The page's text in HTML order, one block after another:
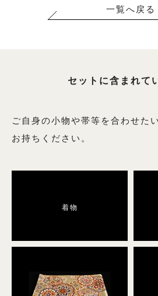
9月用の商品一覧へ
絽の商品一覧へ
男性用着物
一覧へ戻る
セットに含まれて
ご自身の小物や帯等を合わせた
お持ちください。
着物